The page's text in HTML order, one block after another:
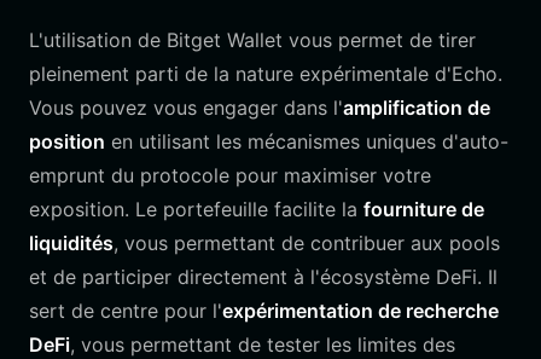
L'utilisation de Bitget Wallet vous permet de tirer
pleinement parti de la nature expérimentale d'Echo.
Vous pouvez vous engager dans l'amplification de
position en utilisant les mécanismes uniques d'auto-
emprunt du protocole pour maximiser votre
exposition. Le portefeuille facilite la fourniture de
liquidités, vous permettant de contribuer aux pools
et de participer directement à l'écosystème DeFi. Il
sert de centre pour l'expérimentation de recherche
DeFi, vous permettant de tester les limites des